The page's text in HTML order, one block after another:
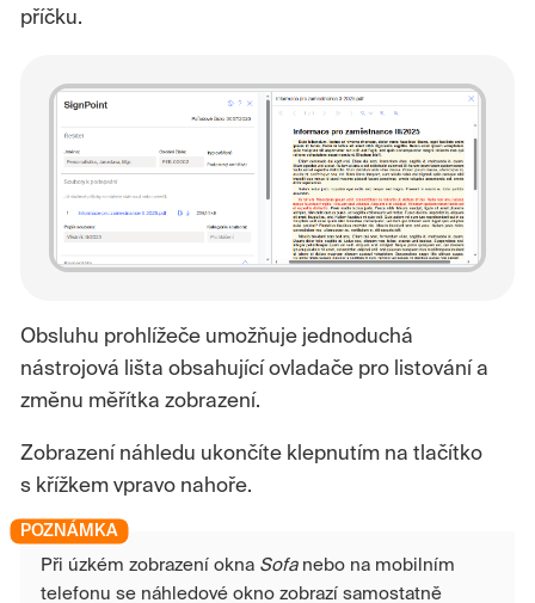
příčku.
Obsluhu prohlížeče umožňuje jednoduchá
nástrojová lišta obsahující ovladače pro listování a
změnu měřítka zobrazení.
Zobrazení náhledu ukončíte klepnutím na tlačítko
s křížkem vpravo nahoře.
Při úzkém zobrazení okna Sofanebo na mobilním
telefonu se náhledové okno zobrazí samostatně